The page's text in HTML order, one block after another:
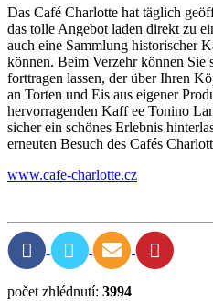
Das Café Charlotte hat täglich
das tolle Angebot laden direkt zu
auch eine Sammlung historischer
können. Beim Verzehr können Sie
forttragen lassen, der über Ihren
an Torten und Eis aus eigener
hervorragenden Kaff ee Tonino
sicher ein schönes Erlebnis
erneuten Besuch des Cafés
www.cafe-charlotte.cz
počet zhlédnutí: 3994